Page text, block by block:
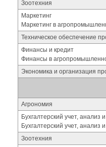
Зоотехния
Маркетинг
Маркетинг в
Техническое обеспечение
Финансы и кредит
Финансы в
Экономика и организация
Агрономия
Бухгалтерский учет, анализ
Бухгалтерский учет,
Зоотехния